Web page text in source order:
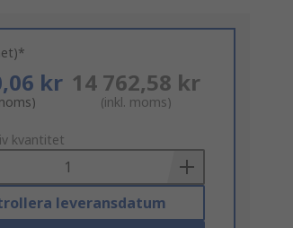
kr 14 762,58 kr
(inkl. moms)
kvantitet
leveransdatum